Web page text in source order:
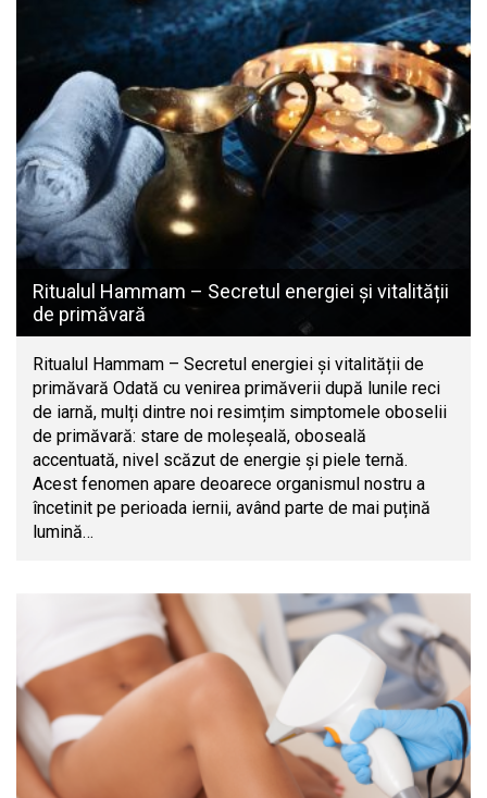
Ritualul Hammam – Secretul energiei și vitalității
de primăvară
Ritualul Hammam – Secretul energiei și vitalității de
primăvară Odată cu venirea primăverii după lunile reci
de iarnă, mulți dintre noi resimțim simptomele oboselii
de primăvară: stare de moleșeală, oboseală
accentuată, nivel scăzut de energie și piele ternă.
Acest fenomen apare deoarece organismul nostru a
încetinit pe perioada iernii, având parte de mai puțină
lumină…